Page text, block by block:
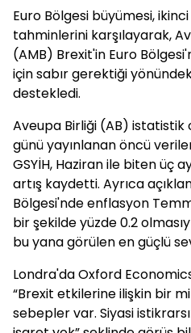
Euro Bölgesi büyümesi,
tahminlerini karşılayarak,
(AMB) Brexit'in Euro
için sabır gerektiği
destekledi.
Aveupa Birliği (AB) istatistik
günü yayınlanan öncü
GSYİH, Haziran ile biten üç
artış kaydetti. Ayrıca
Bölgesi'nde enflasyon
bir şekilde yüzde 0.2
bu yana görülen en güçlü
Londra'da Oxford
“Brexit etkilerine ilişkin bir
sebepler var. Siyasi